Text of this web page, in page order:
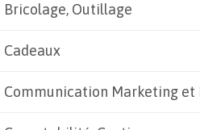
Bricolage, Outillage
Cadeaux
Communication Marketing et